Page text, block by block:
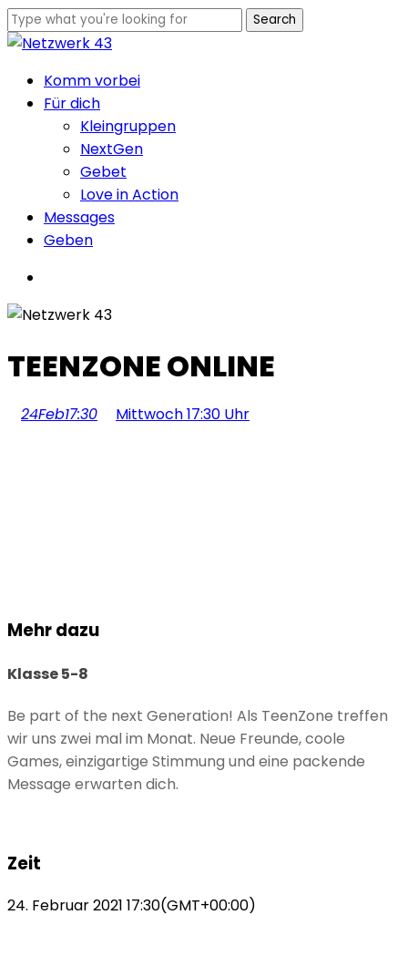
Skip
to
content
Search
Close
MenuKomm vorbei
Für dich
Kleingruppen
NextGen
Gebet
Love in Action
Messages
Geben
TEENZONE ONLINE
24Feb17:30 Mittwoch 17:30 Uhr
Mehr dazu
Klasse 5-8
Be part of the next Generation! Als TeenZone treffen
wir uns zwei mal im Monat. Neue Freunde, coole
Games, einzigartige Stimmung und eine packende
Message erwarten dich.
Zeit
24. Februar 2021 17:30(GMT+00:00)